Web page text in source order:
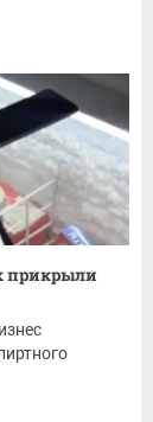
прикрыли